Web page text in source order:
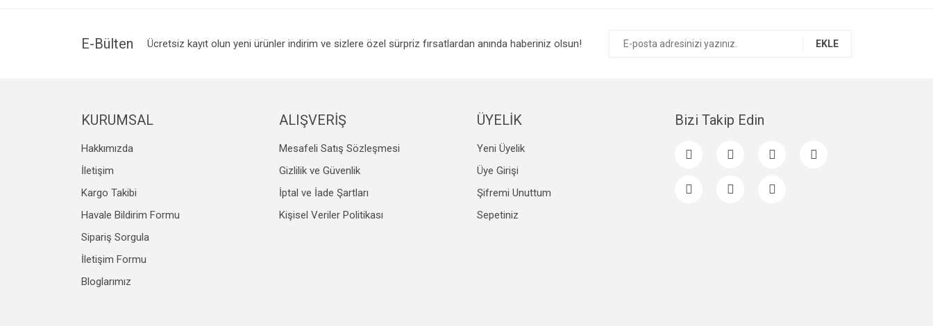
E-Bülten Ücretsiz kayıt olun yeni ürünler indirim ve sizlere özel sürpriz fırsatlardan anında haberiniz olsun! EKLE
KURUMSAL
Hakkımızda
İletişim
Kargo Takibi
Havale Bildirim Formu
Sipariş Sorgula
İletişim Formu
Bloglarımız
ALIŞVERİŞ
Mesafeli Satış Sözleşmesi
Gizlilik ve Güvenlik
İptal ve İade Şartları
Kişisel Veriler Politikası
ÜYELİK
Yeni Üyelik
Üye Girişi
Şifremi Unuttum
Sepetiniz
Bizi Takip Edin